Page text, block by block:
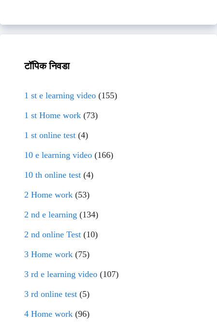
टॉपिक निवडा
1 st e learning video (155)
1 st Home work (73)
1 st online test (4)
10 e learning video (166)
10 th online test (4)
2 Home work (53)
2 nd e learning (134)
2 nd online Test (10)
3 Home work (75)
3 rd e learning video (107)
3 rd online test (5)
4 Home work (96)